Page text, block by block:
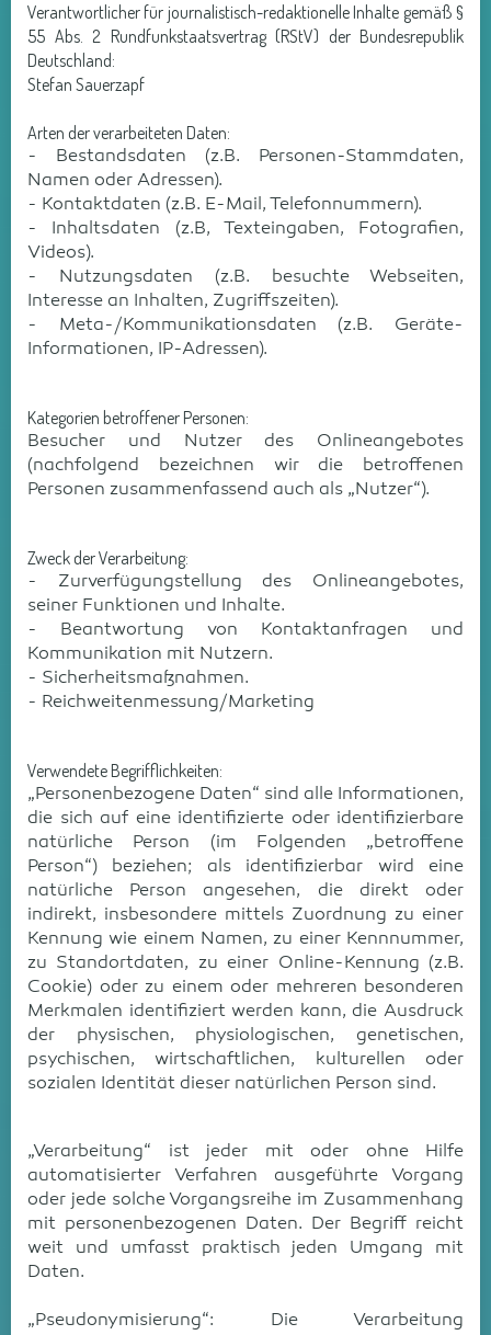
Verantwortlicher für journalistisch-redaktionelle Inhalte gemäß §
55 Abs. 2 Rundfunkstaatsvertrag (RStV) der Bundesrepublik
Deutschland:
Stefan Sauerzapf
Arten der verarbeiteten Daten:
- Bestandsdaten (z.B. Personen-Stammdaten,
Namen oder Adressen).
- Kontaktdaten (z.B. E-Mail, Telefonnummern).
- Inhaltsdaten (z.B, Texteingaben, Fotografien,
Videos).
- Nutzungsdaten (z.B. besuchte Webseiten,
Interesse an Inhalten, Zugriffszeiten).
- Meta-/Kommunikationsdaten (z.B. Geräte-
Informationen, IP-Adressen).
Kategorien betroffener Personen:
Besucher und Nutzer des Onlineangebotes
(nachfolgend bezeichnen wir die betroffenen
Personen zusammenfassend auch als „Nutzer“).
Zweck der Verarbeitung:
- Zurverfügungstellung des Onlineangebotes,
seiner Funktionen und Inhalte.
- Beantwortung von Kontaktanfragen und
Kommunikation mit Nutzern.
- Sicherheitsmaßnahmen.
- Reichweitenmessung/Marketing
Verwendete Begrifflichkeiten:
„Personenbezogene Daten“ sind alle Informationen,
die sich auf eine identifizierte oder identifizierbare
natürliche Person (im Folgenden „betroffene
Person“) beziehen; als identifizierbar wird eine
natürliche Person angesehen, die direkt oder
indirekt, insbesondere mittels Zuordnung zu einer
Kennung wie einem Namen, zu einer Kennnummer,
zu Standortdaten, zu einer Online-Kennung (z.B.
Cookie) oder zu einem oder mehreren besonderen
Merkmalen identifiziert werden kann, die Ausdruck
der physischen, physiologischen, genetischen,
psychischen, wirtschaftlichen, kulturellen oder
sozialen Identität dieser natürlichen Person sind.
„Verarbeitung“ ist jeder mit oder ohne Hilfe
automatisierter Verfahren ausgeführte Vorgang
oder jede solche Vorgangsreihe im Zusammenhang
mit personenbezogenen Daten. Der Begriff reicht
weit und umfasst praktisch jeden Umgang mit
Daten.
„Pseudonymisierung“: Die Verarbeitung